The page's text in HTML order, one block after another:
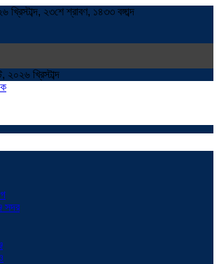
২৩শে শ্রাবণ, ১৪৩৩ বঙ্গাব্দ
খ্রিস্টাব্দ
সদর